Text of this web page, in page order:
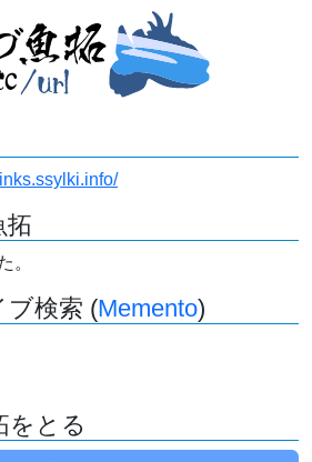
拓
。
ブ検索 (Memento)
とる